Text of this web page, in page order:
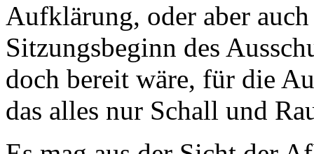
Aufklärung, oder aber
Sitzungsbeginn des
doch bereit wäre, für die
das alles nur Schall und